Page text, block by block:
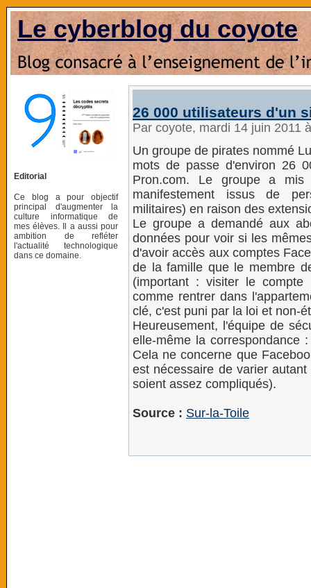
Le cyberblog du coyote
Editorial
Ce blog a pour objectif
principal d'augmenter la
culture informatique de
mes élèves. Il a aussi pour
ambition de refléter
l'actualité technologique
dans ce domaine.
26 000 utilisateurs d'un
Par coyote, mardi 14 juin 2011
Un groupe de pirates nommé
mots de passe d'environ 26
Pron.com. Le groupe a
manifestement issus de
militaires) en raison des
Le groupe a demandé aux
données pour voir si les
d'avoir accès aux comptes
de la famille que le membre
(important : visiter le compte
comme rentrer dans
clé, c'est puni par la loi et non-
Heureusement, l'équipe de
elle-même la correspondance
Cela ne concerne que
est nécessaire de varier
soient assez compliqués).
Source : Sur-la-Toile